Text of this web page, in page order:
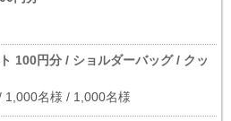
100円分 / ショルダーバッグ / クッ
1,000名様 / 1,000名様